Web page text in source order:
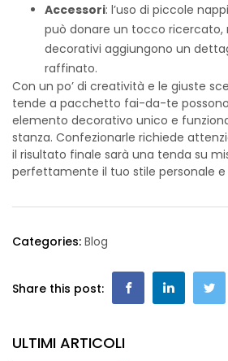
Accessori: l’uso di piccole
può donare un tocco ricercato,
decorativi aggiungono un
raffinato.
Con un po’ di creatività e le giuste
tende a pacchetto fai-da-te
elemento decorativo unico e
stanza. Confezionarle richiede
il risultato finale sarà una tenda su
perfettamente il tuo stile personale e
Categories: Blog
Share this post:
ULTIMI ARTICOLI